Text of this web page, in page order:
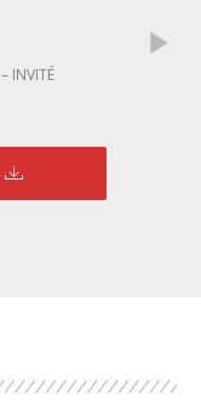
- BÂTONNIER DE LILLE – INVITÉ